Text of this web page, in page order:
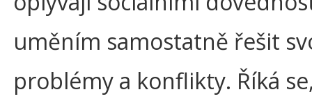
uměním samostatně řešit
problémy a konflikty. Říká